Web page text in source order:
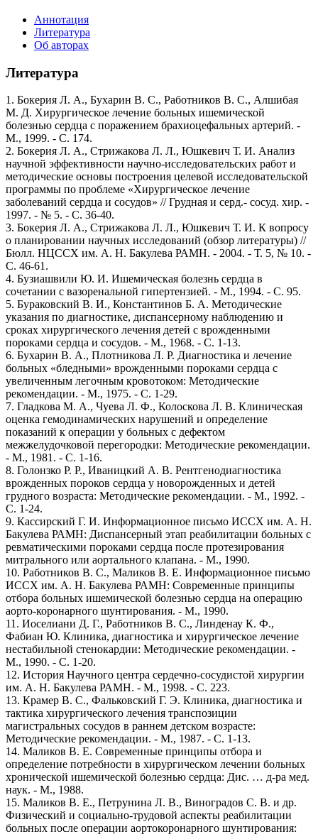
Аннотация
Литература
Об авторах
Литература
1. Бокерия Л. А., Бухарин В. С., Работников В. С., Алшибая
М. Д. Хирургическое лечение больных ишемической
болезнью сердца с поражением брахиоцефальных артерий. -
М., 1999. - С. 174.
2. Бокерия Л. А., Стрижакова Л. Л., Юшкевич Т. И. Анализ
научной эффективности научно-исследовательских работ и
методические основы построения целевой исследовательской
программы по проблеме «Хирургическое лечение
заболеваний сердца и сосудов» // Грудная и серд.- сосуд. хир. -
1997. - № 5. - С. 36-40.
3. Бокерия Л. А., Стрижакова Л. Л., Юшкевич Т. И. К вопросу
о планировании научных исследований (обзор литературы) //
Бюлл. НЦССХ им. А. Н. Бакулева РАМН. - 2004. - Т. 5, № 10. -
С. 46-61.
4. Бузиашвили Ю. И. Ишемическая болезнь сердца в
сочетании с вазоренальной гипертензией. - М., 1994. - С. 95.
5. Бураковский В. И., Константинов Б. А. Методические
указания по диагностике, диспансерному наблюдению и
сроках хирургического лечения детей с врожденными
пороками сердца и сосудов. - М., 1968. - С. 1-13.
6. Бухарин В. А., Плотникова Л. Р. Диагностика и лечение
больных «бледными» врожденными пороками сердца с
увеличенным легочным кровотоком: Методические
рекомендации. - М., 1975. - С. 1-29.
7. Гладкова М. А., Чуева Л. Ф., Колоскова Л. В. Клиническая
оценка гемодинамических нарушений и определение
показаний к операции у больных с дефектом
межжелудочковой перегородки: Методические рекомендации.
- М., 1981. - С. 1-16.
8. Голонзко Р. Р., Иваницкий А. В. Рентгенодиагностика
врожденных пороков сердца у новорожденных и детей
грудного возраста: Методические рекомендации. - М., 1992. -
С. 1-24.
9. Кассирский Г. И. Информационное письмо ИССХ им. А. Н.
Бакулева РАМН: Диспансерный этап реабилитации больных с
ревматическими пороками сердца после протезирования
митрального или аортального клапана. - М., 1990.
10. Работников В. С., Маликов В. Е. Информационное письмо
ИССХ им. А. Н. Бакулева РАМН: Современные принципы
отбора больных ишемической болезнью сердца на операцию
аорто-коронарного шунтирования. - М., 1990.
11. Иоселиани Д. Г., Работников В. С., Линденау К. Ф.,
Фабиан Ю. Клиника, диагностика и хирургическое лечение
нестабильной стенокардии: Методические рекомендации. -
М., 1990. - С. 1-20.
12. История Научного центра сердечно-сосудистой хирургии
им. А. Н. Бакулева РАМН. - М., 1998. - С. 223.
13. Крамер В. С., Фальковский Г. Э. Клиника, диагностика и
тактика хирургического лечения транспозиции
магистральных сосудов в раннем детском возрасте:
Методические рекомендации. - М., 1987. - С. 1-13.
14. Маликов В. Е. Современные принципы отбора и
определение потребности в хирургическом лечении больных
хронической ишемической болезнью сердца: Дис. … д-ра мед.
наук. - М., 1988.
15. Маликов В. Е., Петрунина Л. В., Виноградов С. В. и др.
Физический и социально-трудовой аспекты реабилитации
больных после операции аортокоронарного шунтирования: